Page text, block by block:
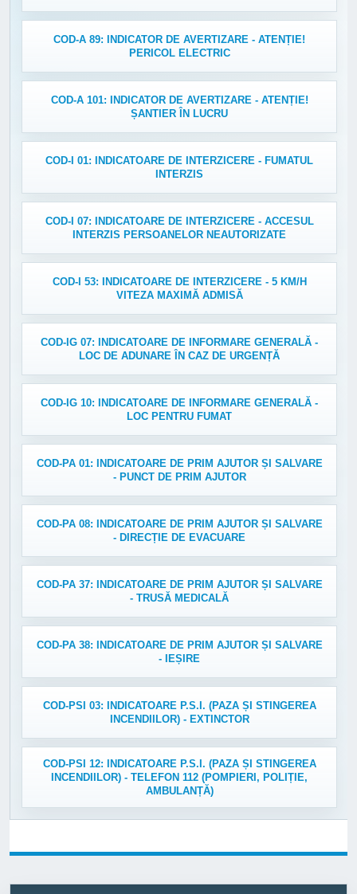
COD-A 89: INDICATOR DE AVERTIZARE - ATENȚIE!
PERICOL ELECTRIC
COD-A 101: INDICATOR DE AVERTIZARE - ATENȚIE!
ȘANTIER ÎN LUCRU
COD-I 01: INDICATOARE DE INTERZICERE - FUMATUL
INTERZIS
COD-I 07: INDICATOARE DE INTERZICERE - ACCESUL
INTERZIS PERSOANELOR NEAUTORIZATE
COD-I 53: INDICATOARE DE INTERZICERE - 5 KM/H
VITEZA MAXIMĂ ADMISĂ
COD-IG 07: INDICATOARE DE INFORMARE GENERALĂ -
LOC DE ADUNARE ÎN CAZ DE URGENȚĂ
COD-IG 10: INDICATOARE DE INFORMARE GENERALĂ -
LOC PENTRU FUMAT
COD-PA 01: INDICATOARE DE PRIM AJUTOR ȘI SALVARE
- PUNCT DE PRIM AJUTOR
COD-PA 08: INDICATOARE DE PRIM AJUTOR ȘI SALVARE
- DIRECȚIE DE EVACUARE
COD-PA 37: INDICATOARE DE PRIM AJUTOR ȘI SALVARE
- TRUSĂ MEDICALĂ
COD-PA 38: INDICATOARE DE PRIM AJUTOR ȘI SALVARE
- IEȘIRE
COD-PSI 03: INDICATOARE P.S.I. (PAZA ȘI STINGEREA
INCENDIILOR) - EXTINCTOR
COD-PSI 12: INDICATOARE P.S.I. (PAZA ȘI STINGEREA
INCENDIILOR) - TELEFON 112 (POMPIERI, POLIȚIE,
AMBULANȚĂ)